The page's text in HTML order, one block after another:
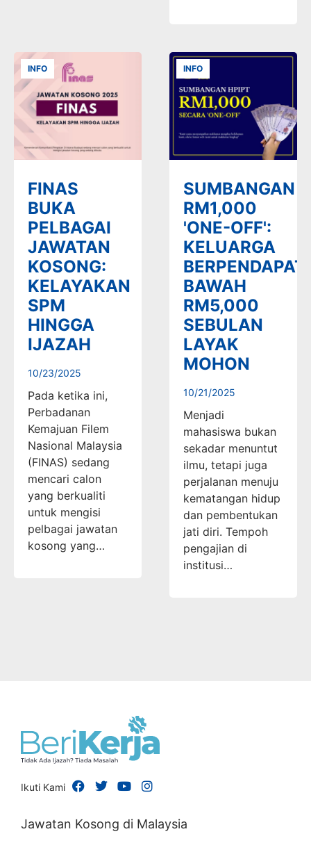
INFO
FINAS
BUKA
PELBAGAI
JAWATAN
KOSONG:
KELAYAKAN
SPM
HINGGA
IJAZAH
10/23/2025
Pada ketika ini,
Perbadanan
Kemajuan Filem
Nasional Malaysia
(FINAS) sedang
mencari calon
yang berkualiti
untuk mengisi
pelbagai jawatan
kosong yang…
INFO
SUMBANGAN
RM1,000
'ONE-OFF':
KELUARGA
BAWAH
RM5,000
SEBULAN
LAYAK
MOHON
10/21/2025
Menjadi
mahasiswa bukan
sekadar menuntut
ilmu, tetapi juga
perjalanan menuju
kematangan hidup
dan pembentukan
jati diri. Tempoh
pengajian di
institusi…
Ikuti Kami
Jawatan Kosong di Malaysia